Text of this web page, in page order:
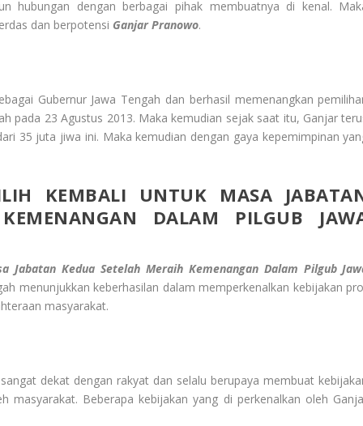
hubungan dengan berbagai pihak membuatnya di kenal.
dan berpotensi Ganjar Pranowo.
Gubernur Jawa Tengah dan berhasil memenangkan
pada 23 Agustus 2013. Maka kemudian sejak saat itu, Ganjar
35 juta jiwa ini. Maka kemudian dengan gaya kepemimpinan
KEMBALI UNTUK MASA
DALAM PILGUB
Jabatan Kedua Setelah Meraih Kemenangan Dalam Pilgub
menunjukkan keberhasilan dalam memperkenalkan kebijakan
masyarakat.
dekat dengan rakyat dan selalu berupaya membuat
masyarakat. Beberapa kebijakan yang di perkenalkan oleh